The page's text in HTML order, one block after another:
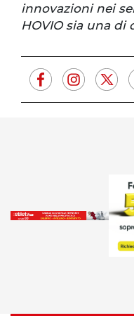
innovazioni nei
HOVIO sia una di